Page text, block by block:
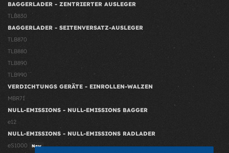
BAGGERLADER - ZENTRIERTER AUSLEGER
TLB830
BAGGERLADER - SEITENVERSATZ-AUSLEGER
TLB870
TLB880
TLB890
TLB990
VERDICHTUNGS GERÄTE - EINROLLEN-WALZEN
MBR71
NULL-EMISSIONS - NULL-EMISSIONS BAGGER
e12
NULL-EMISSIONS - NULL-EMISSIONS RADLADER
eS1000
New